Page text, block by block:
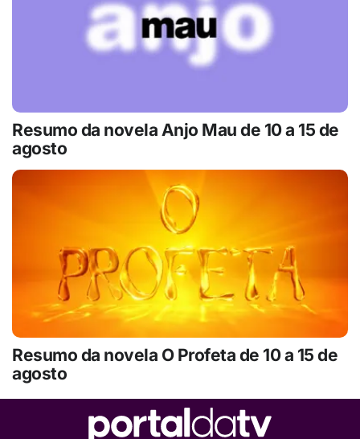
Resumo da novela Anjo Mau de 10 a 15 de
agosto
Resumo da novela O Profeta de 10 a 15 de
agosto